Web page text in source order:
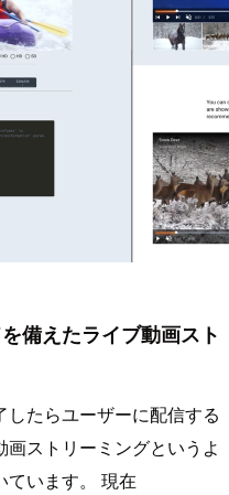
備えたライブ動画スト
たらユーザーに配信する
ストリーミングというよ
ています。 現在